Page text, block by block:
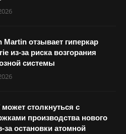
Martin отзывает гиперкар
из-за риска возгорания
системы
может столкнуться с
производства нового
за остановки атомной